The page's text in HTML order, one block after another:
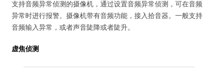
支持音频异常侦测的摄像机，通过设置音频异常侦测，可在音频
异常时进行报警。摄像机带有音频功能，接入拾音器。一般支持
音频输入异常，或者声音陡降或者陡升。
虚焦侦测